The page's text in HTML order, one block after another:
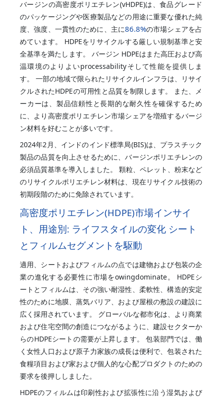
バージンの高密度ポリエチレン(vHDPE)は、食品グレード
のパッケージングや医療製品などの用途に重要な優れた純
度、強度、一貫性のために、主に86.8%の市場シェアを占
めています。 HDPEをリサイクルする厳しい規制基準と安
全基準を満たします。 バージン HDPEはまた高圧および高
温環境のよりよいprocessabilityそして性能を提供しま
す。 一部の地域で限られたリサイクルインフラは、リサイ
クルされたHDPEの可用性と品質を制限します。 また、メ
ーカーは、製品信頼性と長期的な耐久性を確保するため
に、より高密度ポリエチレン市場シェアを増殖するバージ
ン材料を好むことが多いです。
2024年2月、インドのインド標準局(BIS)は、プラスチック
製品の品質を向上させるために、バージンポリエチレンの
必須品質基準を導入しました。 顆粒、ペレット、粉末など
のリサイクルポリエチレン材料は、現在リサイクル技術の
初期段階のために免除されています。
高密度ポリエチレン(HDPE)市場インサイ
ト、用途別: ライフスタイルの変化 シート
とフィルムセグメントを駆動
適用、シートおよびフィルムの点では建物および包装の企
業の進化する必要性に市場をowingdominate。 HDPEシ
ートとフィルムは、その強い耐湿性、柔軟性、構造的安定
性のために地膜、蒸気バリア、および屋根の敷設の建設に
広く採用されています。 グローバルな都市化は、より商業
および住宅空間の創造につながるように、建設セクターか
らのHDPEシートの需要が上昇します。 包装部門では、働
く女性人口および原子力家族の成長は便利で、包装された
食糧項目および家および個人的な心配プロダクトのための
要求を後押ししました。
HDPEのフィルムは印刷性および拡張性に沿う湿気および